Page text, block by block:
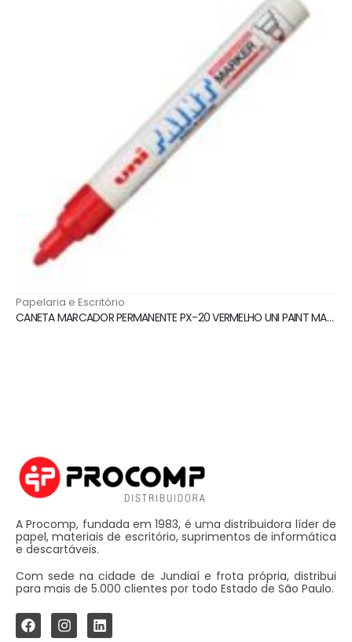
Papelaria e Escritório
CANETA MARCADOR PERMANENTE PX-20 VERMELHO UNI PAINT MARKER
A Procomp, fundada em 1983, é uma distribuidora líder de
papel, materiais de escritório, suprimentos de informática
e descartáveis.
Com sede na cidade de Jundiaí e frota própria, distribui
para mais de 5.000 clientes por todo Estado de São Paulo.